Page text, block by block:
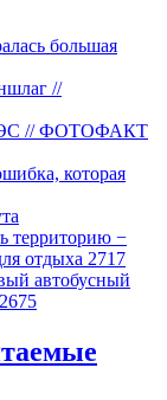
большая
//
// ФОТОФАКТ
которая
территорию −
отдыха 2717
автобусный
2675